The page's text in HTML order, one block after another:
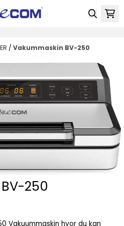
/ Vakummaskin BV-250
250